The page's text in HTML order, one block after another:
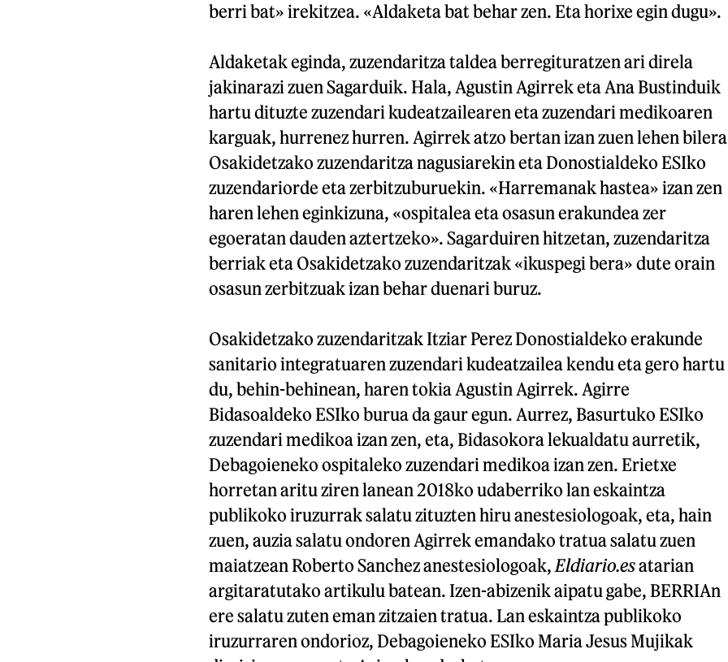
berri bat» irekitzea. «Aldaketa bat behar zen. Eta horixe egin dugu».
Aldaketak eginda, zuzendaritza taldea berregituratzen ari direla
jakinarazi zuen Sagarduik. Hala, Agustin Agirrek eta Ana Bustinduik
hartu dituzte zuzendari kudeatzailearen eta zuzendari medikoaren
karguak, hurrenez hurren. Agirrek atzo bertan izan zuen lehen bilera
Osakidetzako zuzendaritza nagusiarekin eta Donostialdeko ESIko
zuzendariorde eta zerbitzuburuekin. «Harremanak hastea» izan zen
haren lehen eginkizuna, «ospitalea eta osasun erakundea zer
egoeratan dauden aztertzeko». Sagarduiren hitzetan, zuzendaritza
berriak eta Osakidetzako zuzendaritzak «ikuspegi bera» dute orain
osasun zerbitzuak izan behar duenari buruz.
Osakidetzako zuzendaritzak Itziar Perez Donostialdeko erakunde
sanitario integratuaren zuzendari kudeatzailea kendu eta gero hartu
du, behin-behinean, haren tokia Agustin Agirrek. Agirre
Bidasoaldeko ESIko burua da gaur egun. Aurrez, Basurtuko ESIko
zuzendari medikoa izan zen, eta, Bidasokora lekualdatu aurretik,
Debagoieneko ospitaleko zuzendari medikoa izan zen. Erietxe
horretan aritu ziren lanean 2018ko udaberriko lan eskaintza
publikoko iruzurrak salatu zituzten hiru anestesiologoak, eta, hain
zuen, auzia salatu ondoren Agirrek emandako tratua salatu zuen
maiatzean Roberto Sanchez anestesiologoak, Eldiario.esatarian
argitaratutako artikulu batean. Izen-abizenik aipatu gabe, BERRIAn
ere salatu zuten eman zitzaien tratua. Lan eskaintza publikoko
iruzurraren ondorioz, Debagoieneko ESIko Maria Jesus Mujikak